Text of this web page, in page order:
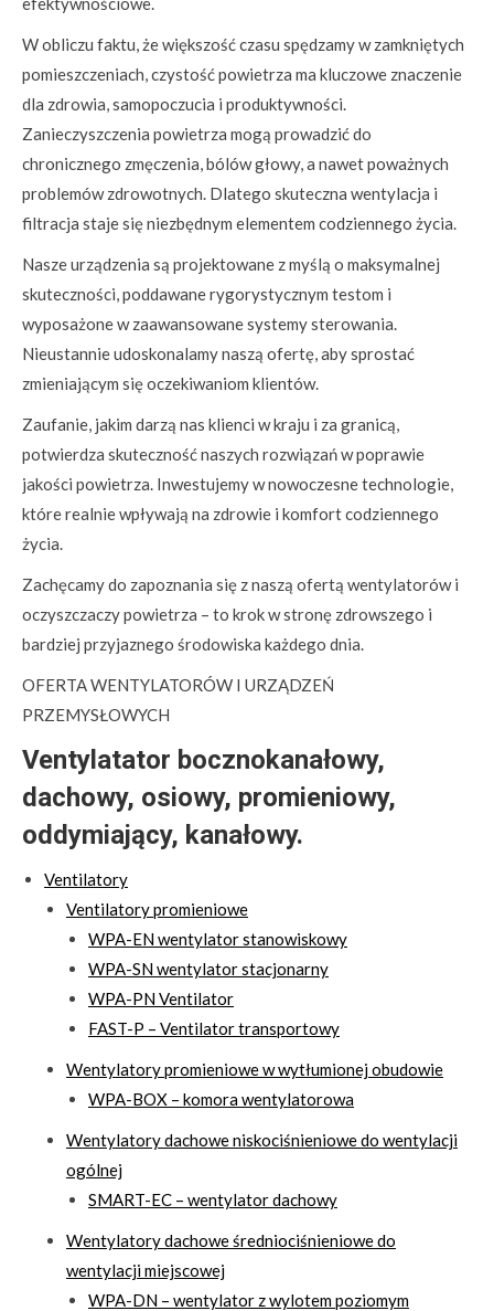
W obliczu faktu, że większość czasu spędzamy w zamkniętych
pomieszczeniach, czystość powietrza ma kluczowe znaczenie
dla zdrowia, samopoczucia i produktywności.
Zanieczyszczenia powietrza mogą prowadzić do
chronicznego zmęczenia, bólów głowy, a nawet poważnych
problemów zdrowotnych. Dlatego skuteczna wentylacja i
filtracja staje się niezbędnym elementem codziennego życia.
Nasze urządzenia są projektowane z myślą o maksymalnej
skuteczności, poddawane rygorystycznym testom i
wyposażone w zaawansowane systemy sterowania.
Nieustannie udoskonalamy naszą ofertę, aby sprostać
zmieniającym się oczekiwaniom klientów.
Zaufanie, jakim darzą nas klienci w kraju i za granicą,
potwierdza skuteczność naszych rozwiązań w poprawie
jakości powietrza. Inwestujemy w nowoczesne technologie,
które realnie wpływają na zdrowie i komfort codziennego
życia.
Zachęcamy do zapoznania się z naszą ofertą wentylatorów i
oczyszczaczy powietrza – to krok w stronę zdrowszego i
bardziej przyjaznego środowiska każdego dnia.
OFERTA WENTYLATORÓW I URZĄDZEŃ
PRZEMYSŁOWYCH
Ventylatator bocznokanałowy,
dachowy, osiowy, promieniowy,
oddymiający, kanałowy.
Ventilatory
Ventilatory promieniowe
WPA-EN wentylator stanowiskowy
WPA-SN wentylator stacjonarny
WPA-PN Ventilator
FAST-P – Ventilator transportowy
Wentylatory promieniowe w wytłumionej obudowie
WPA-BOX – komora wentylatorowa
Wentylatory dachowe niskociśnieniowe do wentylacji
ogólnej
SMART-EC – wentylator dachowy
Wentylatory dachowe średniociśnieniowe do
wentylacji miejscowej
WPA-DN – wentylator z wylotem poziomym